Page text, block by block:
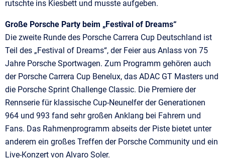
rutschte ins Kiesbett und musste aufgeben.
Große Porsche Party beim „Festival of Dreams“
Die zweite Runde des Porsche Carrera Cup Deutschland ist
Teil des „Festival of Dreams“, der Feier aus Anlass von 75
Jahre Porsche Sportwagen. Zum Programm gehören auch
der Porsche Carrera Cup Benelux, das ADAC GT Masters und
die Porsche Sprint Challenge Classic. Die Premiere der
Rennserie für klassische Cup-Neunelfer der Generationen
964 und 993 fand sehr großen Anklang bei Fahrern und
Fans. Das Rahmenprogramm abseits der Piste bietet unter
anderem ein großes Treffen der Porsche Community und ein
Live-Konzert von Alvaro Soler.